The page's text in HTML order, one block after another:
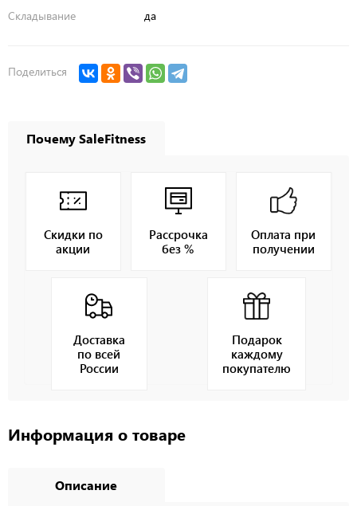
Складывание да
Поделиться
Почему SaleFitness
Скидки по
акции
Рассрочка
без %
Оплата при
получении
Доставка
по всей
России
Подарок
каждому
покупателю
Информация о товаре
Описание